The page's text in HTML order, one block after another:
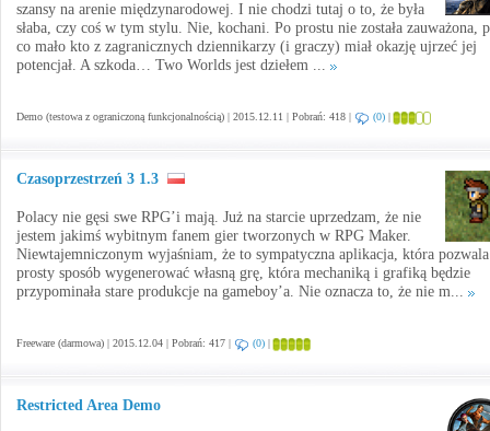
szansy na arenie międzynarodowej. I nie chodzi tutaj o to, że była
słaba, czy coś w tym stylu. Nie, kochani. Po prostu nie została zauważona,
co mało kto z zagranicznych dziennikarzy (i graczy) miał okazję ujrzeć jej
potencjał. A szkoda… Two Worlds jest dziełem ...
Demo (testowa z ograniczoną funkcjonalnością) | 2015.12.11 | Pobrań: 418 | (0) |
Czasoprzestrzeń 3 1.3
Polacy nie gęsi swe RPG’i mają. Już na starcie uprzedzam, że nie
jestem jakimś wybitnym fanem gier tworzonych w RPG Maker.
Niewtajemniczonym wyjaśniam, że to sympatyczna aplikacja, która
prosty sposób wygenerować własną grę, która mechaniką i grafiką będzie
przypominała stare produkcje na gameboy’a. Nie oznacza to, że nie m...
Freeware (darmowa) | 2015.12.04 | Pobrań: 417 | (0) |
Restricted Area Demo